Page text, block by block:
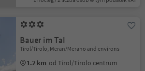
Bauer im Tal
Tirol/Tirolo, Meran/Merano and environs
1.2 km od Tirol/Tirolo centrum